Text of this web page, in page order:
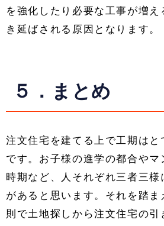
を強化したり必要な工事が増え
き延ばされる原因となります。
５．まとめ
注文住宅を建てる上で工期はと
です。お子様の進学の都合やマ
時期など、人それぞれ三者三様
があると思います。それを踏ま
則で土地探しから注文住宅の引